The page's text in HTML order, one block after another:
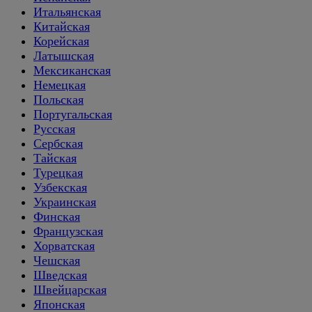
Итальянская
Китайская
Корейская
Латышская
Мексиканская
Немецкая
Польская
Португальская
Русская
Сербская
Тайская
Турецкая
Узбекская
Украинская
Финская
Французская
Хорватская
Чешская
Шведская
Швейцарская
Японская